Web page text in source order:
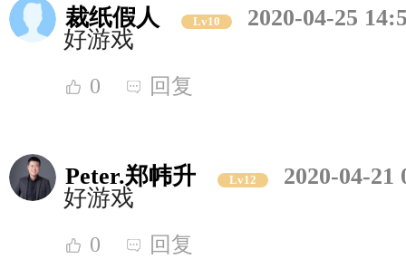
裁纸假人 Lv10
2020-04-25
好游戏
0 回复
Peter.郑帏升 Lv12
2020-04-21
好游戏
0 回复